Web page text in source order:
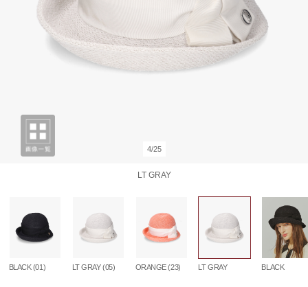
4/25
LT GRAY
BLACK (01) LT GRAY (05) ORANGE (23) LT GRAY BLACK